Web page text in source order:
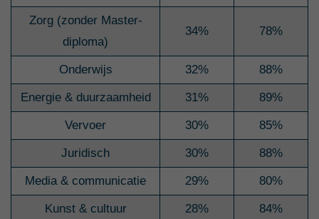
Zorg (zonder Master-
diploma)
34% 78%
Onderwijs 32% 88%
Energie & duurzaamheid 31% 89%
Vervoer 30% 85%
Juridisch 30% 88%
Media & communicatie 29% 80%
Kunst & cultuur 28% 84%